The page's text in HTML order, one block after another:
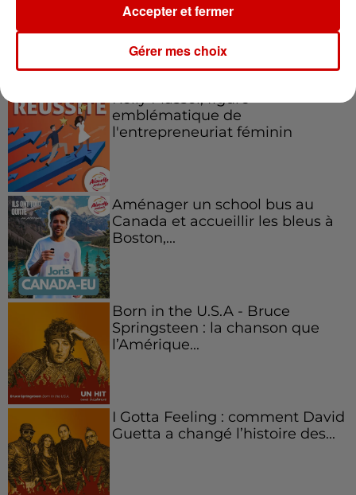
emblématique de
l'entrepreneuriat féminin
Aménager un school bus au
Canada et accueillir les bleus à
Boston,...
Born in the U.S.A - Bruce
Springsteen : la chanson que
l’Amérique...
I Gotta Feeling : comment David
Guetta a changé l’histoire des...
Gérer mes choix
Accepter et fermer